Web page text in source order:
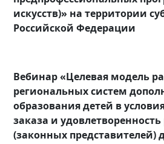
искусств)» на территории
Российской Федерации
Вебинар «Целевая модель
региональных систем
образования детей в
заказа и
(законных